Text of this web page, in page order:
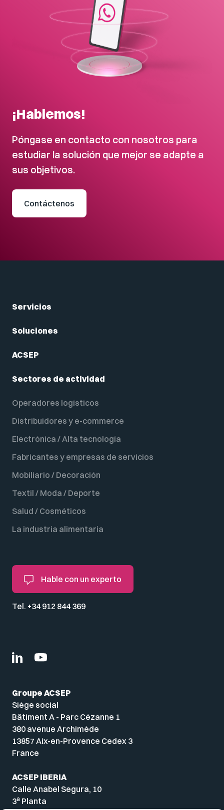
¡Hablemos!
Póngase en contacto con nosotros para
estudiar la solución que mejor se adapte a
sus objetivos.
Contáctenos
Hable con un experto
Tel. +34 912 844 369
Servicios
Soluciones
ACSEP
Sectores de actividad
Operadores logísticos
Distribuidores y e-commerce
Electrónica / Alta tecnología
Fabricantes y empresas de servicios
Mobiliario / Decoración
Textil / Moda / Deporte
Salud / Cosméticos
La industria alimentaria
Groupe ACSEP
Siège social
Bâtiment A - Parc Cézanne 1
380 avenue Archimède
13857 Aix-en-Provence Cedex 3
France
ACSEP IBERIA
Calle Anabel Segura, 10
3a Planta